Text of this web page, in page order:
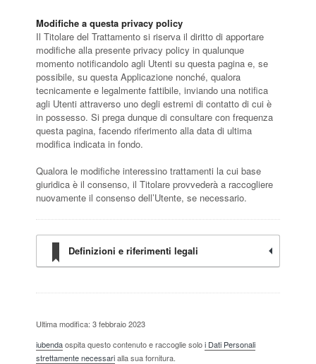
Modifiche a questa privacy policy
Il Titolare del Trattamento si riserva il diritto di apportare
modifiche alla presente privacy policy in qualunque
momento notificandolo agli Utenti su questa pagina e, se
possibile, su questa Applicazione nonché, qualora
tecnicamente e legalmente fattibile, inviando una notifica
agli Utenti attraverso uno degli estremi di contatto di cui è
in possesso. Si prega dunque di consultare con frequenza
questa pagina, facendo riferimento alla data di ultima
modifica indicata in fondo.
Qualora le modifiche interessino trattamenti la cui base
giuridica è il consenso, il Titolare provvederà a raccogliere
nuovamente il consenso dell’Utente, se necessario.
Definizioni e riferimenti legali
Ultima modifica: 3 febbraio 2023
iubendaospita questo contenuto e raccoglie soloi Dati Personali
strettamente necessarialla sua fornitura.